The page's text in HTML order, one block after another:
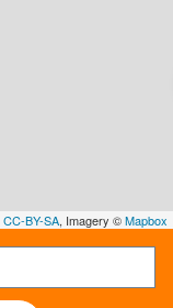
CC-BY-SA, Imagery ©Mapbox